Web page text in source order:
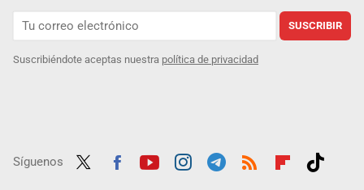
SUSCRIBIR
Suscribiéndote aceptas nuestra política de privacidad
Síguenos